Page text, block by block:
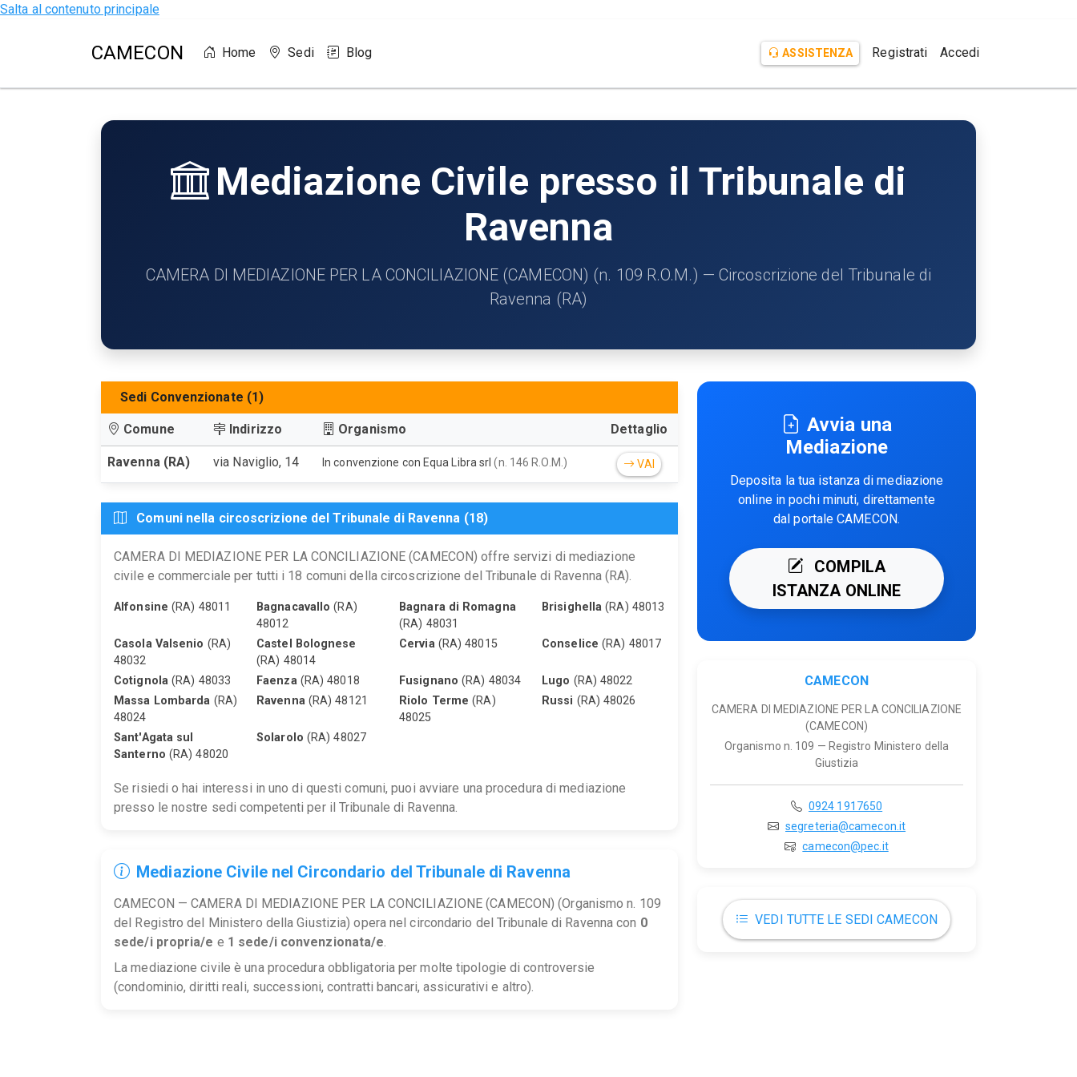
Salta al contenuto principale
CAMECON Home Sedi Blog ASSISTENZA Registrati Accedi
Mediazione Civile presso il Tribunale di
Ravenna
CAMERA DI MEDIAZIONE PER LA CONCILIAZIONE (CAMECON) (n. 109 R.O.M.) — Circoscrizione del Tribunale di
Ravenna (RA)
Sedi Convenzionate (1)
Comune Indirizzo Organismo Dettaglio
Ravenna (RA) via Naviglio, 14 In convenzione con Equa Libra srl(n. 146 R.O.M.) VAI
Comuni nella circoscrizione del Tribunale di Ravenna (18)
CAMERA DI MEDIAZIONE PER LA CONCILIAZIONE (CAMECON) offre servizi di mediazione
civile e commerciale per tutti i 18 comuni della circoscrizione del Tribunale di Ravenna (RA).
Alfonsine (RA) 48011 Bagnacavallo (RA)
48012
Bagnara di Romagna
(RA) 48031
Brisighella (RA) 48013
Casola Valsenio (RA)
48032
Castel Bolognese
(RA) 48014
Cervia(RA) 48015 Conselice (RA) 48017
Cotignola(RA) 48033 Faenza(RA) 48018 Fusignano (RA) 48034 Lugo (RA) 48022
Massa Lombarda (RA)
48024
Ravenna(RA) 48121 Riolo Terme (RA)
48025
Russi (RA) 48026
Sant'Agata sul
Santerno (RA) 48020
Solarolo (RA) 48027
Se risiedi o hai interessi in uno di questi comuni, puoi avviare una procedura di mediazione
presso le nostre sedi competenti per il Tribunale di Ravenna.
Mediazione Civile nel Circondario del Tribunale di Ravenna
CAMECON — CAMERA DI MEDIAZIONE PER LA CONCILIAZIONE (CAMECON) (Organismo n. 109
del Registro del Ministero della Giustizia) opera nel circondario del Tribunale di Ravenna con 0
sede/i propria/e e 1 sede/i convenzionata/e
La mediazione civile è una procedura obbligatoria per molte tipologie di controversie
(condominio, diritti reali, successioni, contratti bancari, assicurativi e altro).
Avvia una
Mediazione
Deposita la tua istanza di mediazione
online in pochi minuti, direttamente
dal portale CAMECON.
COMPILA
ISTANZA ONLINE
CAMECON
CAMERA DI MEDIAZIONE PER LA CONCILIAZIONE
(CAMECON)
Organismo n. 109 — Registro Ministero della
Giustizia
0924 1917650
segreteria@camecon.it
camecon@pec.it
VEDI TUTTE LE SEDI CAMECON